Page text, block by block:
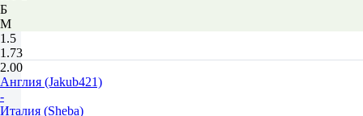
Б
М
1.5
1.73
2.00
Англия (Jakub421)
-
Италия (Sheba)